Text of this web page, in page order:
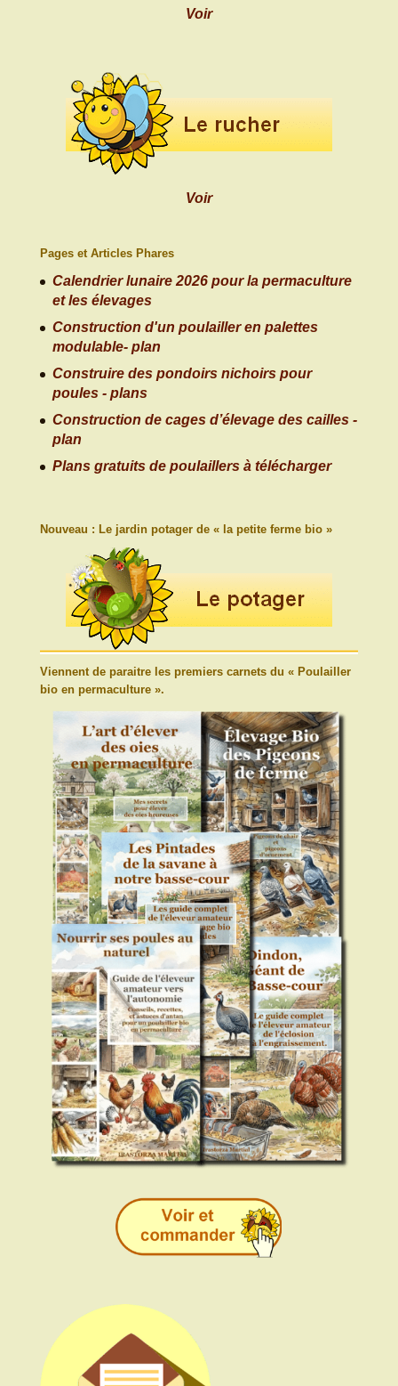
Voir
Voir
Pages et Articles Phares
Calendrier lunaire 2026 pour la permaculture
et les élevages
Construction d'un poulailler en palettes
modulable- plan
Construire des pondoirs nichoirs pour
poules - plans
Construction de cages d’élevage des cailles -
plan
Plans gratuits de poulaillers à télécharger
Nouveau : Le jardin potager de « la petite ferme bio »
Viennent de paraitre les premiers carnets du « Poulailler
bio en permaculture ».